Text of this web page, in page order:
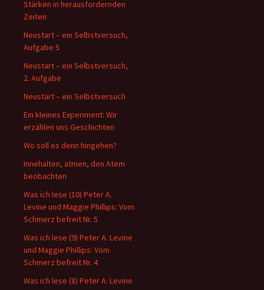
Stärken in herausfordernden
Zeiten
Neustart – ein Selbstversuch,
Aufgabe 5
Neustart – ein Selbstversuch,
2. Aufgabe
Neustart – ein Selbstversuch
Ein kleines Experiment: Wir
erzählen uns Geschichten
Wo soll es denn hingehen?
Innehalten, atmen, den Atem
beobachten
Was ich lese (10) Peter A.
Levine und Maggie Phillips: Vom
Schmerz befreit Nr. 5
Was ich lese (9) Peter A. Levine
und Maggie Phillips: Vom
Schmerz befreit Nr. 4
Was ich lese (8) Peter A. Levine